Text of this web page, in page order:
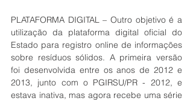
PLATAFORMA DIGITAL – Outro objetivo é a
utilização da plataforma digital oficial do
Estado para registro online de informações
sobre resíduos sólidos. A primeira versão
foi desenvolvida entre os anos de 2012 e
2013, junto com o PGIRSU/PR - 2012, e
estava inativa, mas agora recebe uma série